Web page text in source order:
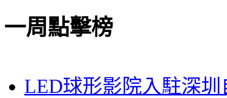
一周點擊榜
LED球形影院入駐深